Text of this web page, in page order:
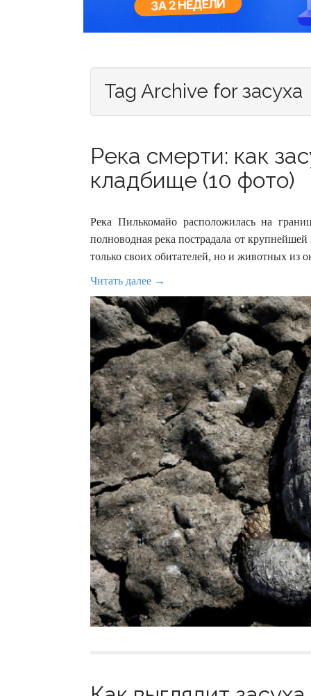
Tag Archive for засуха
Река смерти: как
кладбище (10 фото)
Река Пилькомайо расположилась на
полноводная река пострадала от крупнейшей
только своих обитателей, но и животных из
Читать далее →